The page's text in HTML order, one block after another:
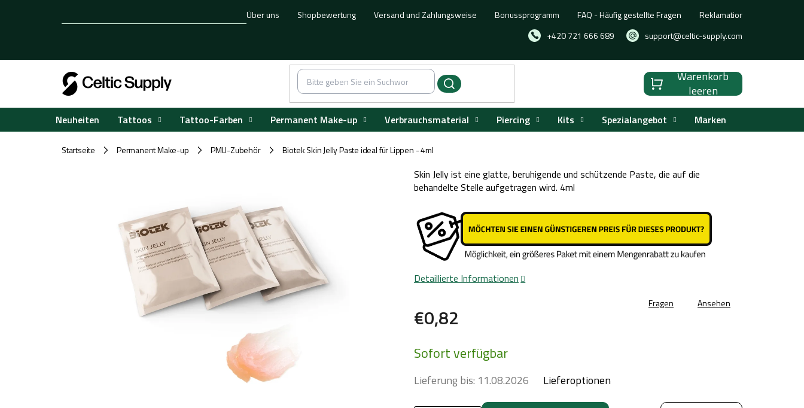
+420 721 666 689 support@celtic-supply.com
Über uns Shopbewertung Versand und Zahlungsweise Bonussprogramm FAQ - Häufig gestellte Fragen Reklamation, Umtausch
Warenkorb
Warenkorb
leeren
Neuheiten Tattoos Tattoo-Farben Permanent Make-up Verbrauchsmaterial Piercing Kits Spezialangebot Marken
Startseite / Permanent Make-up / PMU-Zubehör / Biotek Skin Jelly Paste ideal für Lippen - 4ml
€0,82
Sofort verfügbar
Lieferung bis: 11.08.2026 Lieferoptionen
Skin Jelly ist eine glatte, beruhigende und schützende Paste, die auf die
behandelte Stelle aufgetragen wird. 4ml
Detaillierte Informationen
Fragen Ansehen